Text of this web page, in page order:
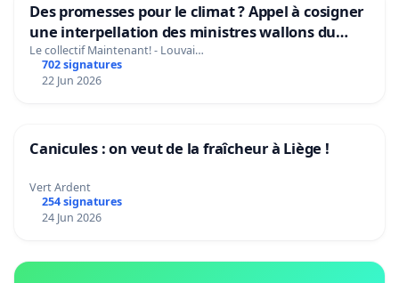
Des promesses pour le climat ? Appel à cosigner
une interpellation des ministres wallons du
climat et de l’environnement.
Le collectif Maintenant! - Louvai…
702 signatures
22 Jun 2026
Canicules : on veut de la fraîcheur à Liège !
Vert Ardent
254 signatures
24 Jun 2026